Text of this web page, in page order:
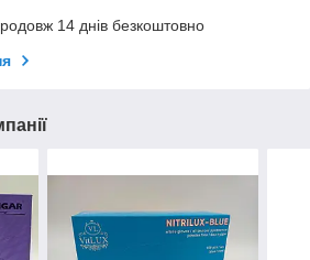
14 днів безкоштовно